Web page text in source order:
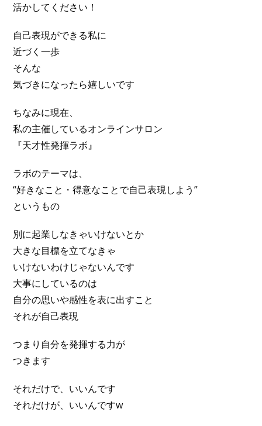
活かしてください！
自己表現ができる私に
近づく一歩
そんな
気づきになったら嬉しいです
ちなみに現在、
私の主催しているオンラインサロン
『天才性発揮ラボ』
ラボのテーマは、
“好きなこと・得意なことで自己表現しよう”
というもの
別に起業しなきゃいけないとか
大きな目標を立てなきゃ
いけないわけじゃないんです
大事にしているのは
自分の思いや感性を表に出すこと
それが自己表現
つまり自分を発揮する力が
つきます
それだけで、いいんです
それだけが、いいんですw